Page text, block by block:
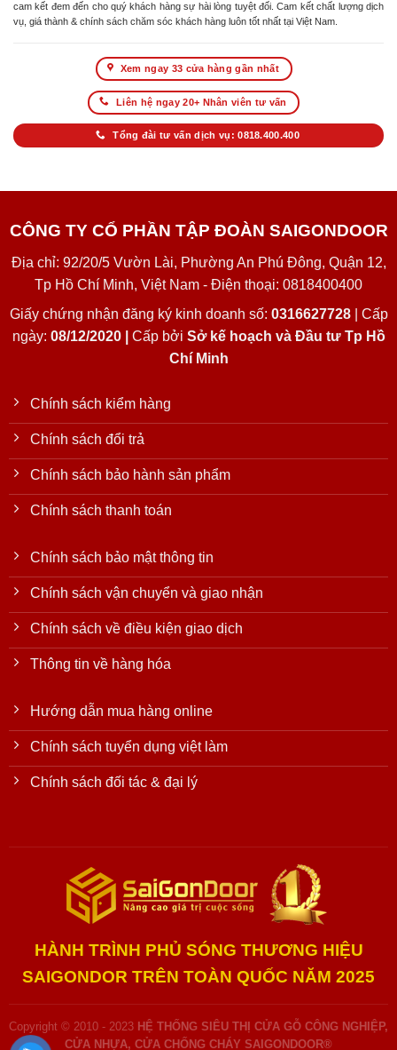
cam kết đem đến cho quý khách hàng sự hài lòng tuyệt đối. Cam kết chất lượng dịch
vụ, giá thành & chính sách chăm sóc khách hàng luôn tốt nhất tại Việt Nam.
Xem ngay 33 cửa hàng gần nhất
Liên hệ ngay 20+ Nhân viên tư vấn
Tổng đài tư vấn dịch vụ: 0818.400.400
CÔNG TY CỔ PHẦN TẬP ĐOÀN SAIGONDOOR
Địa chỉ: 92/20/5 Vườn Lài, Phường An Phú Đông, Quận 12,
Tp Hồ Chí Minh, Việt Nam - Điện thoại: 0818400400
Giấy chứng nhận đăng ký kinh doanh số: 0316627728| Cấp
ngày: 08/12/2020 | Cấp bởi Sở kế hoạch và Đầu tư Tp Hồ
Chí Minh
Chính sách kiểm hàng
Chính sách đổi trả
Chính sách bảo hành sản phẩm
Chính sách thanh toán
Chính sách bảo mật thông tin
Chính sách vận chuyển và giao nhận
Chính sách về điều kiện giao dịch
Thông tin về hàng hóa
Hướng dẫn mua hàng online
Chính sách tuyển dụng việt làm
Chính sách đối tác & đại lý
HÀNH TRÌNH PHỦ SÓNG THƯƠNG HIỆU
SAIGONDOR TRÊN TOÀN QUỐC NĂM 2025
Copyright © 2010 - 2023 HỆ THỐNG SIÊU THỊ CỬA GỖ CÔNG NGHIỆP,
CỬA NHỰA, CỬA CHỐNG CHÁY SAIGONDOOR®